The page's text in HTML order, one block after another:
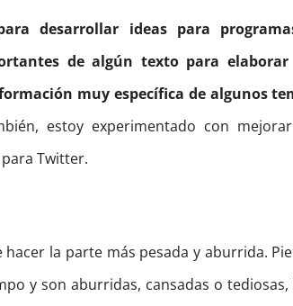
desarrollar ideas para
de algún texto para elaborar
muy específica de algunos
estoy experimentado con
Twitter.
la parte más pesada y aburrida.
y son aburridas, cansadas o tediosas,